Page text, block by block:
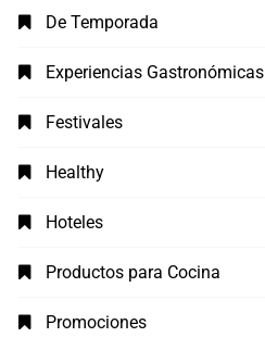
De Temporada
Experiencias Gastronómicas
Festivales
Healthy
Hoteles
Productos para Cocina
Promociones